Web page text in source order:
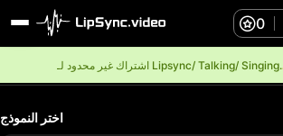
اشتراك غير محدود لـ Lipsync/ Talking/ Singing.
0
اختر النموذج